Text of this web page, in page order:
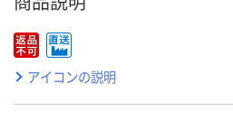
アイコンの説明